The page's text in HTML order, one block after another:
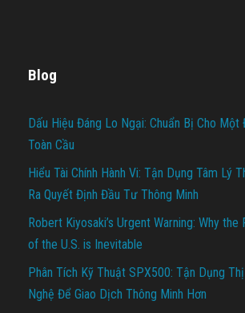
Blog
Dấu Hiệu Đáng Lo Ngại: Chuẩn Bị Cho Một
Toàn Cầu
Hiểu Tài Chính Hành Vi: Tận Dụng Tâm Lý
Ra Quyết Định Đầu Tư Thông Minh
Robert Kiyosaki’s Urgent Warning: Why the
of the U.S. is Inevitable
Phân Tích Kỹ Thuật SPX500: Tận Dụng
Nghệ Để Giao Dịch Thông Minh Hơn